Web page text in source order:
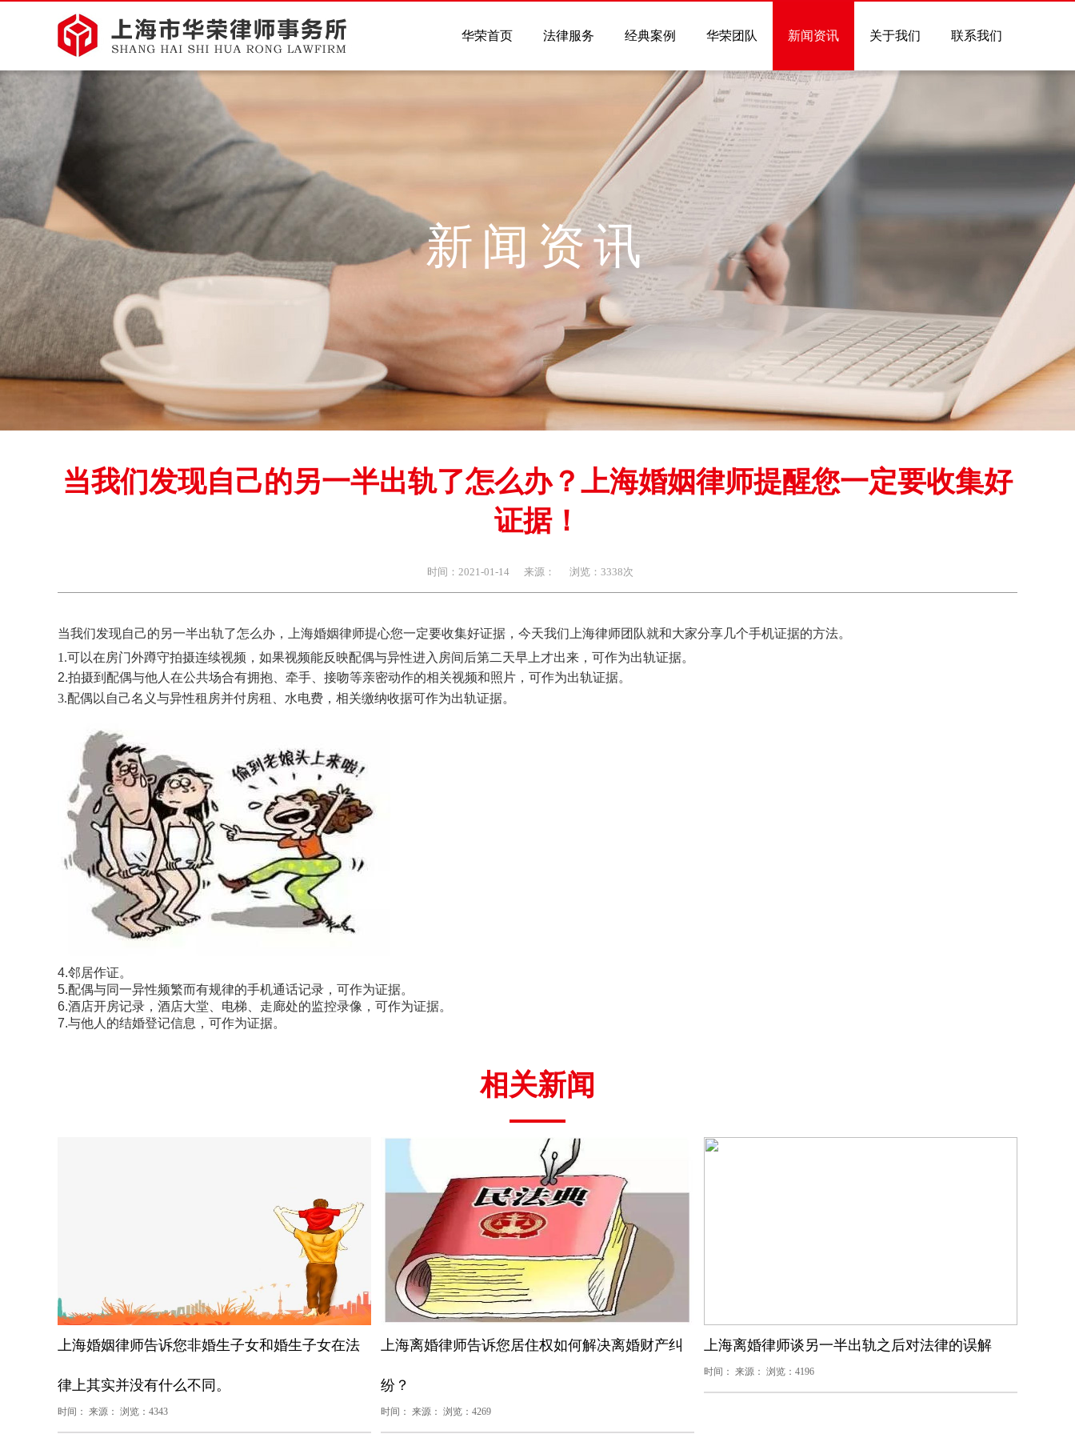
联系我们
关于我们
新闻资讯
华荣团队
经典案例
法律服务
华荣首页
新闻资讯
当我们发现自己的另一半出轨了怎么办？上海婚姻律师提醒您一定要收集好
证据！
时间：2021-01-14 来源： 浏览：3338次
当我们发现自己的另一半出轨了怎么办，上海婚姻律师提心您一定要收集好证据，今天我们上海律师团队就和大家分享几个手机证据的方法。
1.可以在房门外蹲守拍摄连续视频，如果视频能反映配偶与异性进入房间后第二天早上才出来，可作为出轨证据。
2.拍摄到配偶与他人在公共场合有拥抱、牵手、接吻等亲密动作的相关视频和照片，可作为出轨证据。
3.配偶以自己名义与异性租房并付房租、水电费，相关缴纳收据可作为出轨证据。
4.邻居作证。
5.配偶与同一异性频繁而有规律的手机通话记录，可作为证据。
6.酒店开房记录，酒店大堂、电梯、走廊处的监控录像，可作为证据。
7.与他人的结婚登记信息，可作为证据。
相关新闻
上海婚姻律师告诉您非婚生子女和婚生子女在法
律上其实并没有什么不同。
时间： 来源： 浏览：4343
上海离婚律师告诉您居住权如何解决离婚财产纠
纷？
时间： 来源： 浏览：4269
上海离婚律师谈另一半出轨之后对法律的误解
时间： 来源： 浏览：4196